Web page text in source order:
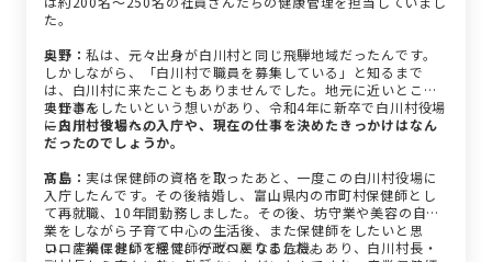
た。
奥野：私は、元々出身が白川村と同じ飛騨地域だったんです。
しかしながら、「白川村で職員を募集している」と知るまで
は、白川村に来たこともありませんでした。地元に近いところ
で仕事をしたいという想いがあり、令和4年に新卒で白川村役場
に入庁しました。
奥野さん
—白川村役場への入庁や、現在の仕事を決めたきっかけはなん
だったのでしょうか。
髙島： 実は保健師の資格を取ったあと、一度この白川村役場に
入庁したんです。その後結婚し、富山県内の市町村保健師とし
て再就職、10年間勤務しました。その後、坊守業や美容の自営
業をしながら子育て中心の生活後、また保健師をしたいと思
い、産業保健師を経て、行政へ戻りました。
コロナ禍において保健師がゼロとなる危機もあり、白川村長・